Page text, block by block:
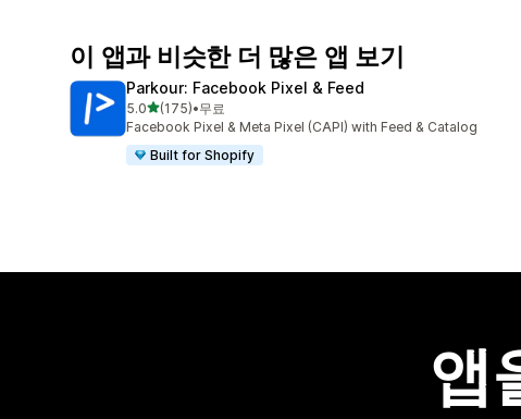
이 앱과 비슷한 더 많은 앱 보기
Parkour: Facebook Pixel & Feed
5.0별 5개 중
(175)
총 리뷰 175개
•무료
Facebook Pixel & Meta Pixel (CAPI) with Feed & Catalog
Built for Shopify
앱